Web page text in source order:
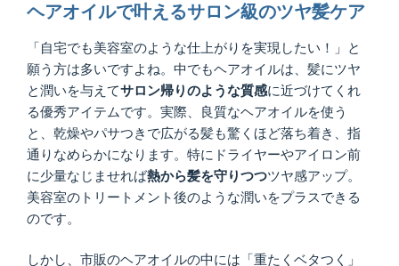
ヘアオイルで叶えるサロン級のツヤ髪ケア
「自宅でも美容室のような仕上がりを実現したい！」と
願う方は多いですよね。中でもヘアオイルは、髪にツヤ
と潤いを与えてサロン帰りのような質感に近づけてくれ
る優秀アイテムです。実際、良質なヘアオイルを使う
と、乾燥やパサつきで広がる髪も驚くほど落ち着き、指
通りなめらかになります。特にドライヤーやアイロン前
に少量なじませれば熱から髪を守りつつツヤ感アップ。
美容室のトリートメント後のような潤いをプラスできる
のです。
しかし、市販のヘアオイルの中には「重たくベタつく」